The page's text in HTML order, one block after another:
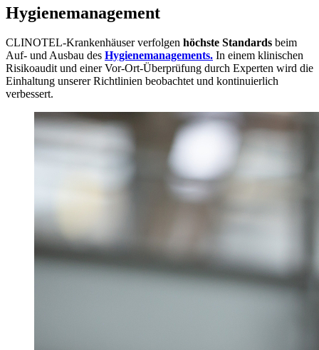
Hygienemanagement
CLINOTEL-Krankenhäuser verfolgen höchste Standards beim
Auf- und Ausbau des Hygienemanagements. In einem klinischen
Risikoaudit und einer Vor-Ort-Überprüfung durch Experten wird die
Einhaltung unserer Richtlinien beobachtet und kontinuierlich
verbessert.